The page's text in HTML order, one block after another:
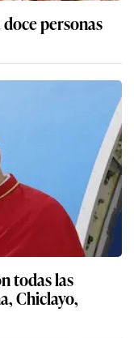
personas
todas las
Chiclayo,